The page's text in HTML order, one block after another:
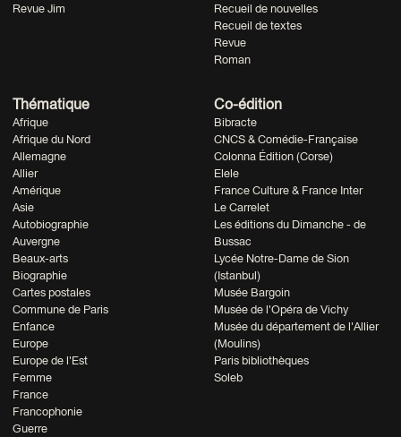
Revue Jim
Recueil de nouvelles
Recueil de textes
Revue
Roman
Thématique
Afrique
Afrique du Nord
Allemagne
Allier
Amérique
Asie
Autobiographie
Auvergne
Beaux-arts
Biographie
Cartes postales
Commune de Paris
Enfance
Europe
Europe de l'Est
Femme
France
Francophonie
Guerre
Co-édition
Bibracte
CNCS & Comédie-Française
Colonna Édition (Corse)
Elele
France Culture & France Inter
Le Carrelet
Les éditions du Dimanche - de
Bussac
Lycée Notre-Dame de Sion
(Istanbul)
Musée Bargoin
Musée de l'Opéra de Vichy
Musée du département de l'Allier
(Moulins)
Paris bibliothèques
Soleb